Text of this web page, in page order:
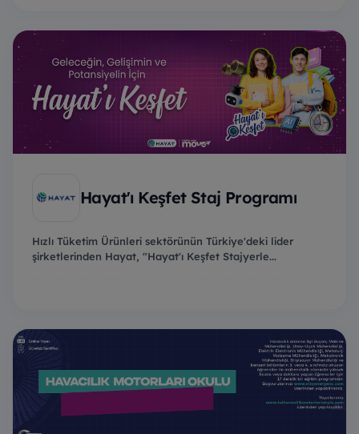
Hayat'ı Keşfet Staj Programı
Hızlı Tüketim Ürünleri sektörünün Türkiye'deki lider
şirketlerinden Hayat, "Hayat'ı Keşfet Stajyerle...